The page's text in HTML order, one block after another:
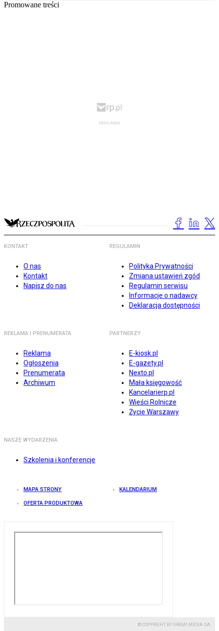
Promowane treści
KONTAKT
O nas
Kontakt
Napisz do nas
REGULAMIN
Polityka Prywatności
Zmiana ustawień zgód
Regulamin serwisu
Informacje o nadawcy
Deklaracja dostępności
REKLAMA I PRENUMERATA
Reklama
Ogłoszenia
Prenumerata
Archiwum
PARTNERZY
E-kiosk.pl
E-gazety.pl
Nexto.pl
Mała księgowość
Kancelarierp.pl
Wieści Rolnicze
Życie Warszawy
NASZE WYDARZENIA
Szkolenia i konferencje
MAPA STRONY KALENDARIUM
OFERTA PRODUKTOWA
© COPYRIGHT BY GREMI MEDIA SA